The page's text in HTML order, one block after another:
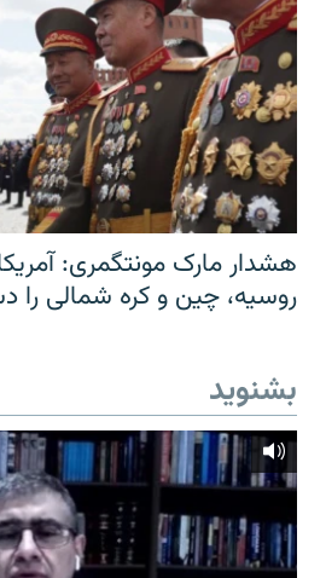
هشدار مارک مونتگمری:
روسیه، چین و کره شمالی
بشنوید